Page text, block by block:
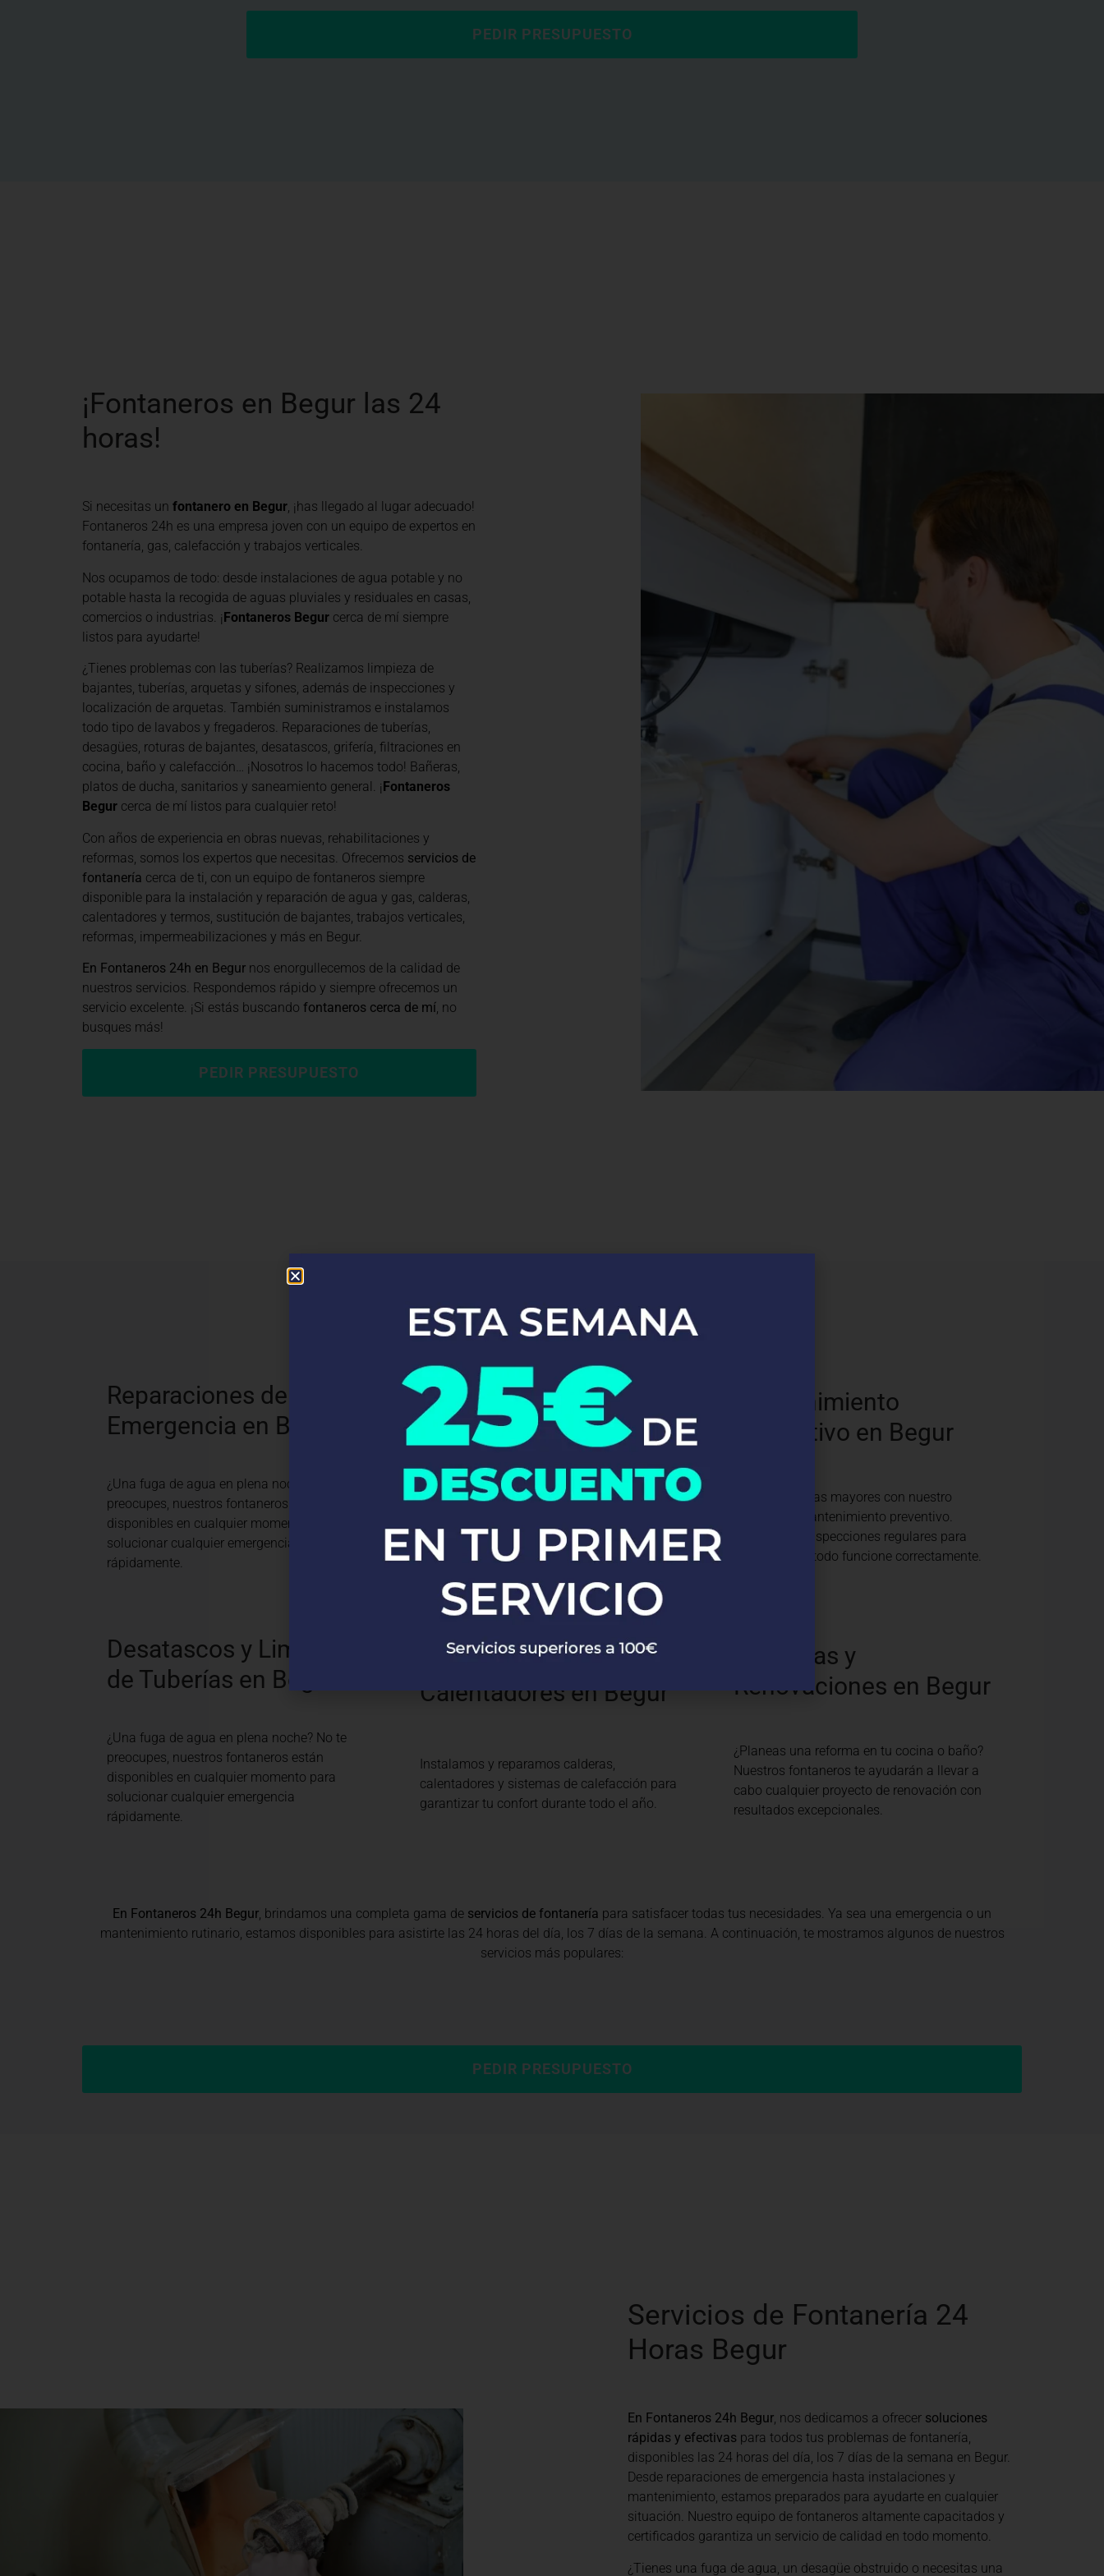
PEDIR PRESUPUESTO
¡Fontaneros en Begur las 24
horas!
Si necesitas un fontanero en Begur, ¡has llegado al lugar adecuado!
Fontaneros 24h es una empresa joven con un equipo de expertos en
fontanería, gas, calefacción y trabajos verticales.
Nos ocupamos de todo: desde instalaciones de agua potable y no
potable hasta la recogida de aguas pluviales y residuales en casas,
comercios o industrias. ¡Fontaneros Begur cerca de mí siempre
listos para ayudarte!
¿Tienes problemas con las tuberías? Realizamos limpieza de
bajantes, tuberías, arquetas y sifones, además de inspecciones y
localización de arquetas. También suministramos e instalamos
todo tipo de lavabos y fregaderos. Reparaciones de tuberías,
desagües, roturas de bajantes, desatascos, grifería, filtraciones en
cocina, baño y calefacción… ¡Nosotros lo hacemos todo! Bañeras,
platos de ducha, sanitarios y saneamiento general. ¡ Fontaneros
Begur cerca de mí listos para cualquier reto!
Con años de experiencia en obras nuevas, rehabilitaciones y
reformas, somos los expertos que necesitas. Ofrecemos servicios de
fontanería cerca de ti, con un equipo de fontaneros siempre
disponible para la instalación y reparación de agua y gas, calderas,
calentadores y termos, sustitución de bajantes, trabajos verticales,
reformas, impermeabilizaciones y más en Begur.
En Fontaneros 24h en Begur nos enorgullecemos de la calidad de
nuestros servicios. Respondemos rápido y siempre ofrecemos un
servicio excelente. ¡Si estás buscando fontaneros cerca de mí, no
busques más!
PEDIR PRESUPUESTO
Nuestros Servicios
Reparaciones de
Emergencia en Begur
¿Una fuga de agua en plena noche? No te
preocupes, nuestros fontaneros están
disponibles en cualquier momento para
solucionar cualquier emergencia
rápidamente.
Instalaciones de
Fontanería en Begur
Desde la instalación de grifos y fregaderos
nuestros expertos se encargan de todo con
precisión y profesionalismo.
Mantenimiento
Preventivo en Begur
Evita problemas mayores con nuestro
servicio de mantenimiento preventivo.
Realizamos inspecciones regulares para
asegurar que todo funcione correctamente.
Desatascos y Limpieza
de Tuberías en Begur
¿Una fuga de agua en plena noche? No te
preocupes, nuestros fontaneros están
disponibles en cualquier momento para
solucionar cualquier emergencia
rápidamente.
Calefacción y
Calentadores en Begur
Instalamos y reparamos calderas,
calentadores y sistemas de calefacción para
garantizar tu confort durante todo el año.
Reformas y
Renovaciones en Begur
¿Planeas una reforma en tu cocina o baño?
Nuestros fontaneros te ayudarán a llevar a
cabo cualquier proyecto de renovación con
resultados excepcionales.
En Fontaneros 24h Begur, brindamos una completa gama de servicios de fontanería para satisfacer todas tus necesidades. Ya sea una emergencia o un
mantenimiento rutinario, estamos disponibles para asistirte las 24 horas del día, los 7 días de la semana. A continuación, te mostramos algunos de nuestros
servicios más populares:
PEDIR PRESUPUESTO
Servicios de Fontanería 24
Horas Begur
En Fontaneros 24h Begur, nos dedicamos a ofrecer soluciones
rápidas y efectivas para todos tus problemas de fontanería,
disponibles las 24 horas del día, los 7 días de la semana en Begur.
Desde reparaciones de emergencia hasta instalaciones y
mantenimiento, estamos preparados para ayudarte en cualquier
situación. Nuestro equipo de fontaneros altamente capacitados y
certificados garantiza un servicio de calidad en todo momento.
¿Tienes una fuga de agua, un desagüe obstruido o necesitas una